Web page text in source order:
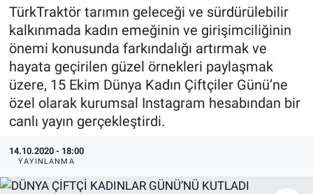
TürkTraktör tarımın geleceği ve sürdürülebilir
kalkınmada kadın emeğinin ve girişimciliğinin
önemi konusunda farkındalığı artırmak ve
hayata geçirilen güzel örnekleri paylaşmak
üzere, 15 Ekim Dünya Kadın Çiftçiler Günü’ne
özel olarak kurumsal Instagram hesabından bir
canlı yayın gerçekleştirdi.
14.10.2020 - 18:00
YAYINLANMA
HaberOrtak
EndüstriST
Enerjisini Üreten Fabrikalar
Endüstri 4.0 Uygulamaları
Ağır Sanayi Çözümleri